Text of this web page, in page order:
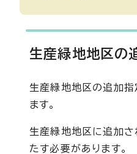
生産緑地地区の
生産緑地地区の追加指
ます。
生産緑地地区に追加さ
たす必要があります。